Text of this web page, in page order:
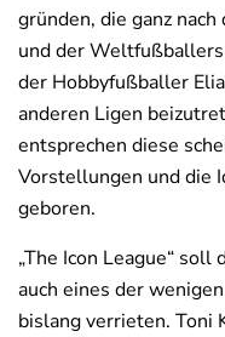
gründen, die ganz
und der
der Hobbyfußballer
anderen Ligen
entsprechen diese
Vorstellungen und die
geboren.
„The Icon League“
auch eines der
bislang verrieten. Toni